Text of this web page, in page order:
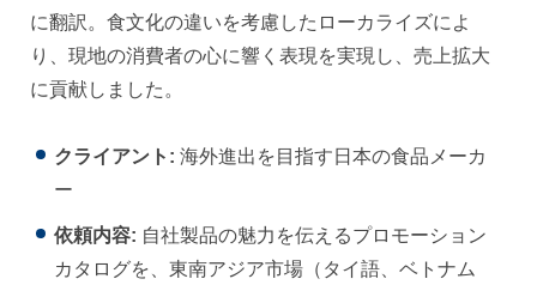
に翻訳。食文化の違いを考慮したローカライズによ
り、現地の消費者の心に響く表現を実現し、売上拡大
に貢献しました。
クライアント: 海外進出を目指す日本の食品メーカ
ー
依頼内容: 自社製品の魅力を伝えるプロモーション
カタログを、東南アジア市場（タイ語、ベトナム